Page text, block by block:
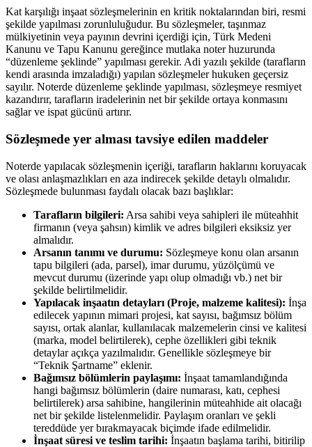
Kat karşılığı inşaat sözleşmelerinin en kritik noktalarından biri, resmi
şekilde yapılması zorunluluğudur. Bu sözleşmeler, taşınmaz
mülkiyetinin veya payının devrini içerdiği için, Türk Medeni
Kanunu ve Tapu Kanunu gereğince mutlaka noter huzurunda
“düzenleme şeklinde” yapılması gerekir. Adi yazılı şekilde (tarafların
kendi arasında imzaladığı) yapılan sözleşmeler hukuken geçersiz
sayılır. Noterde düzenleme şeklinde yapılması, sözleşmeye resmiyet
kazandırır, tarafların iradelerinin net bir şekilde ortaya konmasını
sağlar ve ispat gücünü artırır.
Sözleşmede yer alması tavsiye edilen maddeler
Noterde yapılacak sözleşmenin içeriği, tarafların haklarını koruyacak
ve olası anlaşmazlıkları en aza indirecek şekilde detaylı olmalıdır.
Sözleşmede bulunması faydalı olacak bazı başlıklar:
Tarafların bilgileri: Arsa sahibi veya sahipleri ile müteahhit
firmanın (veya şahsın) kimlik ve adres bilgileri eksiksiz yer
almalıdır.
Arsanın tanımı ve durumu: Sözleşmeye konu olan arsanın
tapu bilgileri (ada, parsel), imar durumu, yüzölçümü ve
mevcut durumu (üzerinde yapı olup olmadığı vb.) net bir
şekilde belirtilmelidir.
Yapılacak inşaatın detayları (Proje, malzeme kalitesi): İnşa
edilecek yapının mimari projesi, kat sayısı, bağımsız bölüm
sayısı, ortak alanlar, kullanılacak malzemelerin cinsi ve kalitesi
(marka, model belirtilerek), cephe özellikleri gibi teknik
detaylar açıkça yazılmalıdır. Genellikle sözleşmeye bir
“Teknik Şartname” eklenir.
Bağımsız bölümlerin paylaşımı: İnşaat tamamlandığında
hangi bağımsız bölümlerin (daire numarası, katı, cephesi
belirtilerek) arsa sahibine, hangilerinin müteahhide ait olacağı
net bir şekilde listelenmelidir. Paylaşım oranları ve şekli
tereddüde yer bırakmayacak biçimde ifade edilmelidir.
İnşaat süresi ve teslim tarihi: İnşaatın başlama tarihi, bitirilip